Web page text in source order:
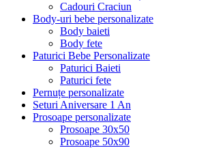
Cadouri Craciun
Body-uri bebe personalizate
Body baieti
Body fete
Paturici Bebe Personalizate
Paturici Baieti
Paturici fete
Pernuțe personalizate
Seturi Aniversare 1 An
Prosoape personalizate
Prosoape 30x50
Prosoape 50x90